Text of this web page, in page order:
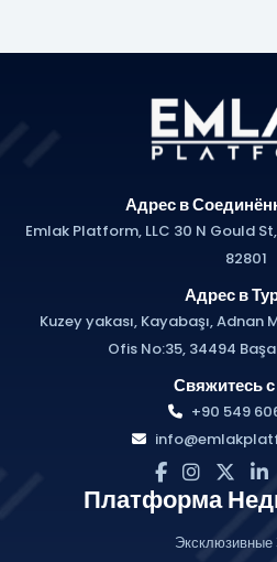
Адрес в
Emlak Platform, LLC 30 N Gould
82801
Адрес в
Kuzey yakası, Kayabaşı, Adnan
Ofis No:35, 34494
Свяжитесь
+90 549
Платформа